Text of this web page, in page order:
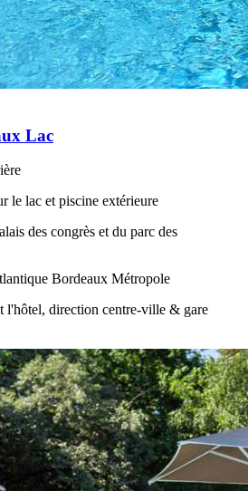
Lac
le lac et piscine extérieure
des congrès et du parc des
Bordeaux Métropole
l'hôtel, direction centre-ville & gare